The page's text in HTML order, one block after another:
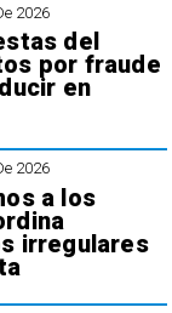
2026
del
por fraude
en
2026
a los
irregulares